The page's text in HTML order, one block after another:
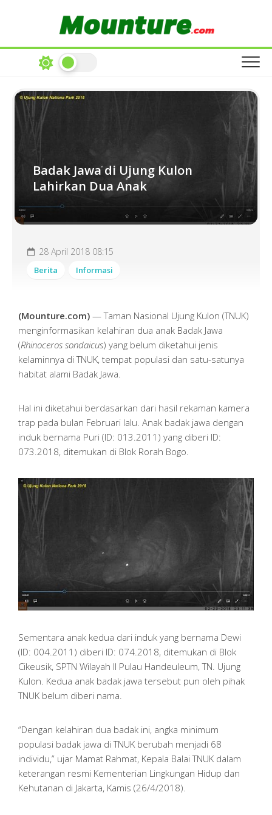
Badak Jawa di Ujung Kulon
Lahirkan Dua Anak
28 April 2018 08:15
Berita Informasi
(Mounture.com) — Taman Nasional Ujung Kulon (TNUK)
menginformasikan kelahiran dua anak Badak Jawa
(Rhinoceros sondaicus) yang belum diketahui jenis
kelaminnya di TNUK, tempat populasi dan satu-satunya
habitat alami Badak Jawa.
Hal ini diketahui berdasarkan dari hasil rekaman kamera
trap pada bulan Februari lalu. Anak badak jawa dengan
induk bernama Puri (ID: 013.2011) yang diberi ID:
073.2018, ditemukan di Blok Rorah Bogo.
Sementara anak kedua dari induk yang bernama Dewi
(ID: 004.2011) diberi ID: 074.2018, ditemukan di Blok
Cikeusik, SPTN Wilayah II Pulau Handeuleum, TN. Ujung
Kulon. Kedua anak badak jawa tersebut pun oleh pihak
TNUK belum diberi nama.
“Dengan kelahiran dua badak ini, angka minimum
populasi badak jawa di TNUK berubah menjadi 68
individu,” ujar Mamat Rahmat, Kepala Balai TNUK dalam
keterangan resmi Kementerian Lingkungan Hidup dan
Kehutanan di Jakarta, Kamis (26/4/2018).